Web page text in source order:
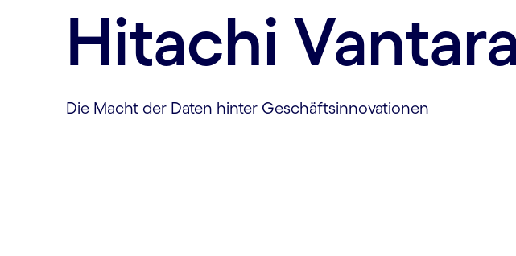
Hitachi
Die Macht der Daten hinter Geschäftsinnovationen